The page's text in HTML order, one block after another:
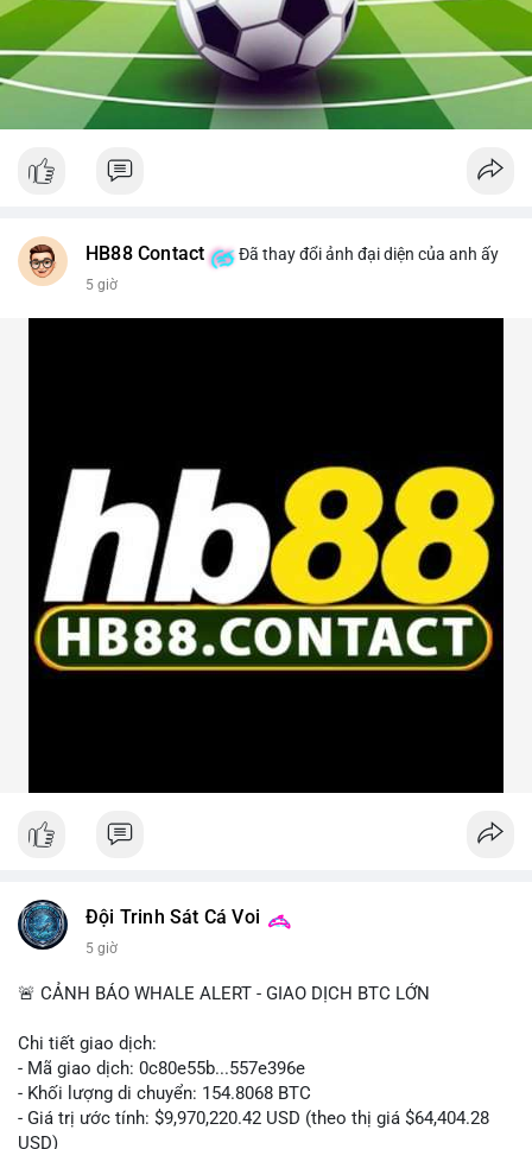
HB88 Contact Đã thay đổi ảnh đại diện của anh ấy
5 giờ
Đội Trinh Sát Cá Voi
5 giờ
🚨 CẢNH BÁO WHALE ALERT - GIAO DỊCH BTC LỚN
Chi tiết giao dịch:
- Mã giao dịch: 0c80e55b...557e396e
- Khối lượng di chuyển: 154.8068 BTC
- Giá trị ước tính: $9,970,220.42 USD (theo thị giá $64,404.28
USD)